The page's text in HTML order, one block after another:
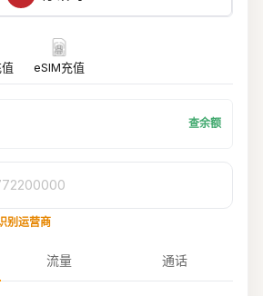
eSIM充值
查余额
别运营商
流量 通话